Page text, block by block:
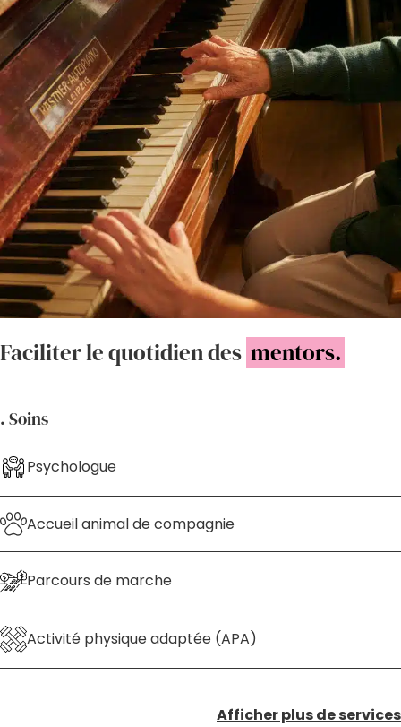
Faciliter le quotidien des mentors.
. Soins
Psychologue
Accueil animal de compagnie
Parcours de marche
Activité physique adaptée (APA)
Afficher plus de services